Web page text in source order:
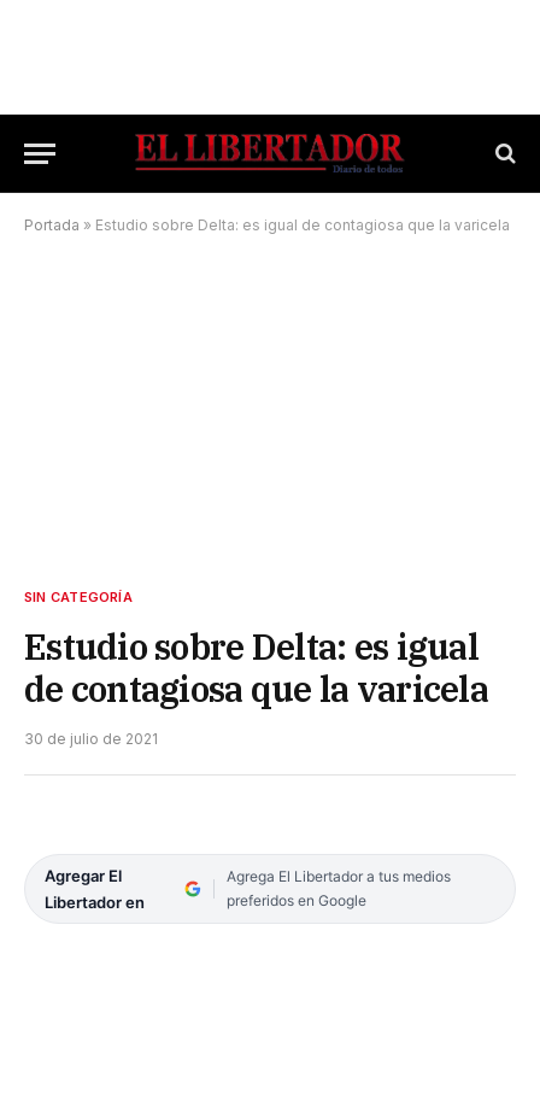
Portada » Estudio sobre Delta: es igual de contagiosa que la varicela
SIN CATEGORÍA
Estudio sobre Delta: es igual
de contagiosa que la varicela
30 de julio de 2021
Agregar El
Libertador en
Agrega El Libertador a tus medios
preferidos en Google